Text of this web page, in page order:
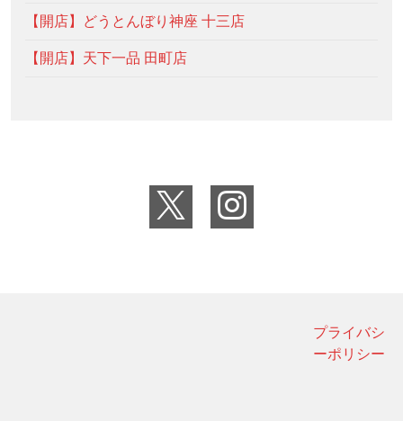
【開店】どうとんぼり神座 十三店
【開店】天下一品 田町店
プライバシ
ーポリシー